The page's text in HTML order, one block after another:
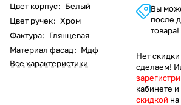
Цвет корпус: Белый
Цвет ручек: Хром
Фактура: Глянцевая
Материал фасад: Мдф
Все характеристики
Вы
после
товара!
Нет
сделаем!
кабинете
скидкой на